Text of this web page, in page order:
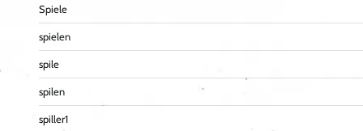
Spiele
spielen
spile
spilen
spiller1